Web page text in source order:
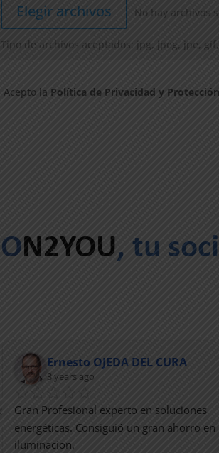
Elegir archivos No hay archivos
Tipo de archivos aceptados: jpg, jpeg, jpe,
Acepto la Política de Privacidad y
ON2YOU, tu
Ernesto OJEDA DEL CURA
3 years ago
Gran Profesional experto en soluciones
energéticas. Consiguió un gran ahorro en
iluminacion.